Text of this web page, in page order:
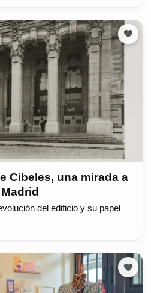
Cibeles, una mirada a
del edificio y su papel